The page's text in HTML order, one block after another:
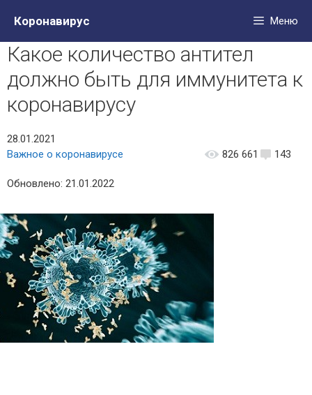
Коронавирус Меню
Какое количество антител
должно быть для иммунитета к
коронавирусу
28.01.2021
143
826 661
Важное о коронавирусе
Обновлено: 21.01.2022